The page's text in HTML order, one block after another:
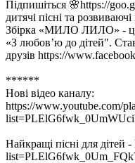
Підпишіться 🌸https://
дитячі пісні та
Збірка «МИЛО ЛИЛО» - це
«З любов’ю до дітей".
друзів https://
******
Нові відео каналу:
https://www.youtube.com/
Найкращі пісні для дітей